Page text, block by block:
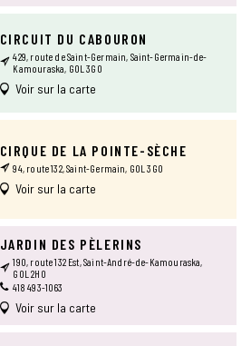
CIRCUIT DU CABOURON
429, route de Saint-Germain, Saint-Germain-de-
Kamouraska, G0L 3G0
Voir sur la carte
CIRQUE DE LA POINTE-SÈCHE
94, route 132, Saint-Germain, G0L 3G0
Voir sur la carte
JARDIN DES PÈLERINS
190, route 132 Est, Saint-André-de-Kamouraska,
G0L 2H0
418 493-1063
Voir sur la carte